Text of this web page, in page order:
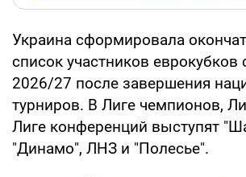
Украина сформировала
список участников еврокубков
2026/27 после завершения
турниров. В Лиге чемпионов,
Лиге конференций выступят
"Динамо", ЛНЗ и "Полесье".